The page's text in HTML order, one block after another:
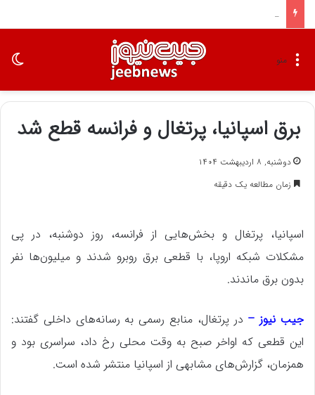
کارت برنده به دست تراشه‌سازان چین افتاد
منو
برق اسپانیا، پرتغال و فرانسه قطع شد
دوشنبه, ۸ اردیبهشت ۱۴۰۴
زمان مطالعه یک دقیقه
اسپانیا، پرتغال و بخش‌هایی از فرانسه، روز دوشنبه، در پی
مشکلات شبکه اروپا، با قطعی برق روبرو شدند و میلیون‌ها نفر
بدون برق ماندند.
جیب نیوز – در پرتغال، منابع رسمی به رسانه‌های داخلی گفتند:
این قطعی که اواخر صبح به وقت محلی رخ داد، سراسری بود و
همزمان، گزارش‌های مشابهی از اسپانیا منتشر شده است.